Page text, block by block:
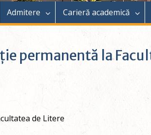
Admitere Carieră academică
permanentă la
de Litere